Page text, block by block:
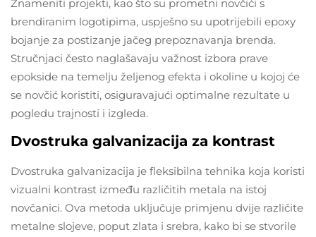
Znameniti projekti, kao što su prometni novčići s
brendiranim logotipima, uspješno su upotrijebili epoxy
bojanje za postizanje jačeg prepoznavanja brenda.
Stručnjaci često naglašavaju važnost izbora prave
epokside na temelju željenog efekta i okoline u kojoj će
se novčić koristiti, osiguravajući optimalne rezultate u
pogledu trajnosti i izgleda.
Dvostruka galvanizacija za kontrast
Dvostruka galvanizacija je fleksibilna tehnika koja koristi
vizualni kontrast između različitih metala na istoj
novčanici. Ova metoda uključuje primjenu dvije različite
metalne slojeve, poput zlata i srebra, kako bi se stvorile